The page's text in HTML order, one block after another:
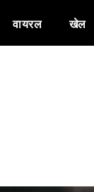
वायरल खेल